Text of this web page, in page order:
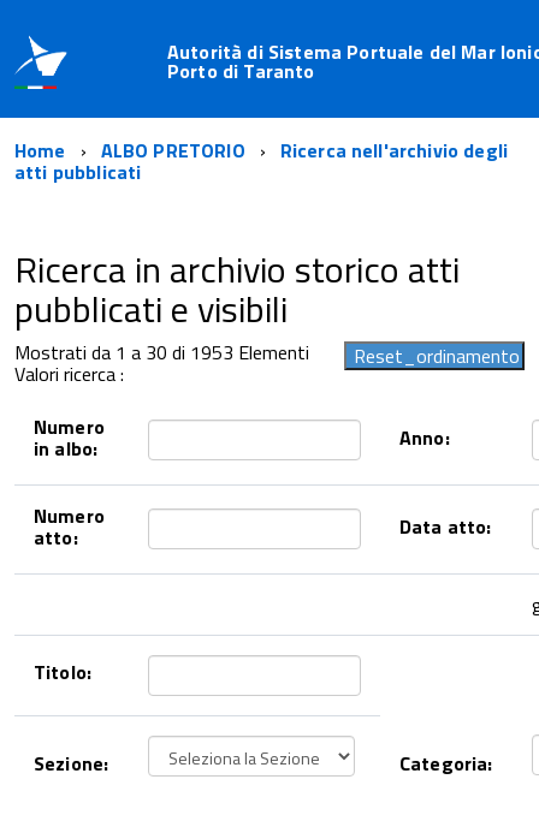
Autorità di Sistema Portuale del Mar
Porto di Taranto
Home ALBO PRETORIO Ricerca nell'archivio degli
atti pubblicati
Ricerca in archivio storico atti
pubblicati e visibili
Mostrati da 1 a 30 di 1953 Elementi
Valori ricerca :
Numero
in albo: Anno:
Numero
atto: Data atto:
Titolo:
Sezione: Categoria: